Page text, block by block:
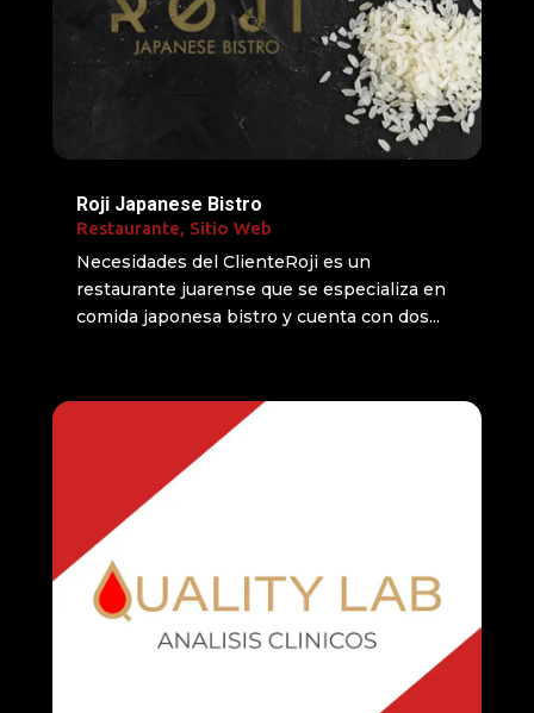
Roji Japanese Bistro
Restaurante, Sitio Web
Necesidades del ClienteRoji es un
restaurante juarense que se especializa en
comida japonesa bistro y cuenta con dos...